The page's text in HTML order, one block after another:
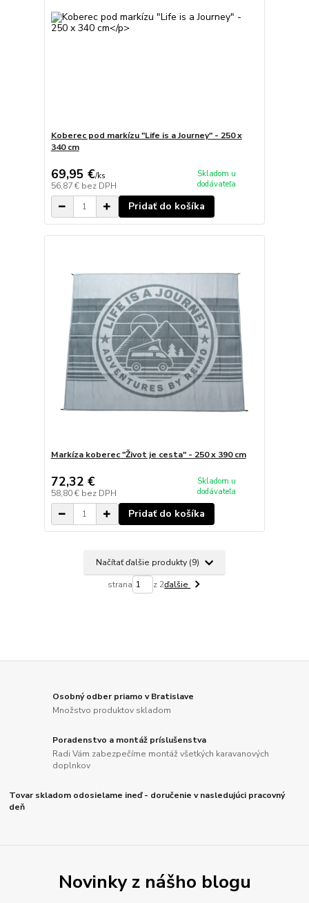
Koberec pod markízu "Life is a Journey" - 250 x
340 cm
69,95 €/ks
56,87 € bez DPH
Skladom u
dodávateľa
Pridať do košíka
Markíza koberec "Život je cesta" - 250 x 390 cm
72,32 €
58,80 € bez DPH
Skladom u
dodávateľa
Pridať do košíka
Načítať ďalšie produkty (9)
strana z 2ďalšie
Osobný odber priamo v Bratislave
Množstvo produktov skladom
Poradenstvo a montáž príslušenstva
Radi Vám zabezpečíme montáž všetkých karavanových
doplnkov
Tovar skladom odosielame ineď - doručenie v nasledujúci pracovný
deň
Novinky z nášho blogu